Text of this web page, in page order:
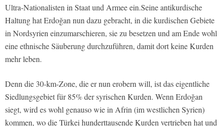
Ultra-Nationalisten in Staat und Armee ein.Seine antikurdische
Haltung hat Erdoğan nun dazu gebracht, in die kurdischen Gebiete
in Nordsyrien einzumarschieren, sie zu besetzen und am Ende wohl
eine ethnische Säuberung durchzuführen, damit dort keine Kurden
mehr leben.
Denn die 30-km-Zone, die er nun erobern will, ist das eigentliche
Siedlungsgebiet für 85% der syrischen Kurden. Wenn Erdoğan
siegt, wird es wohl genauso wie in Afrin (im westlichen Syrien)
kommen, wo die Türkei hunderttausende Kurden vertrieben hat und